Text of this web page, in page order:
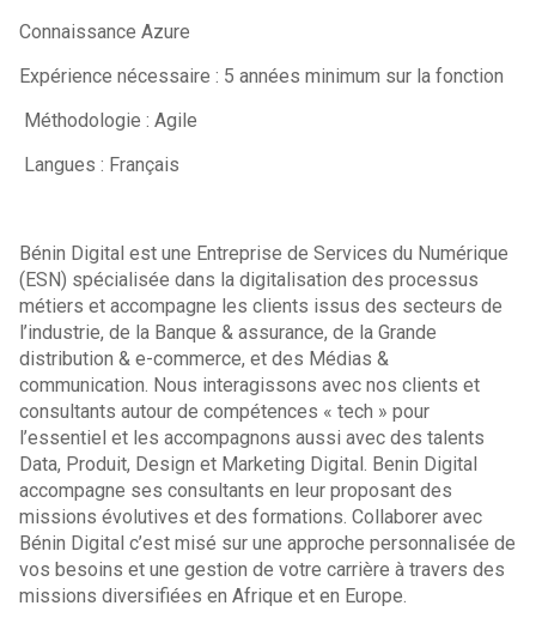
Connaissance Azure
Expérience nécessaire : 5 années minimum sur la fonction
Méthodologie : Agile
Langues : Français
Bénin Digital est une Entreprise de Services du Numérique
(ESN) spécialisée dans la digitalisation des processus
métiers et accompagne les clients issus des secteurs de
l’industrie, de la Banque & assurance, de la Grande
distribution & e-commerce, et des Médias &
communication. Nous interagissons avec nos clients et
consultants autour de compétences « tech » pour
l’essentiel et les accompagnons aussi avec des talents
Data, Produit, Design et Marketing Digital. Benin Digital
accompagne ses consultants en leur proposant des
missions évolutives et des formations. Collaborer avec
Bénin Digital c’est misé sur une approche personnalisée de
vos besoins et une gestion de votre carrière à travers des
missions diversifiées en Afrique et en Europe.